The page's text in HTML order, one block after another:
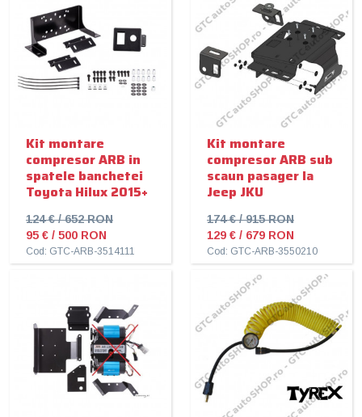
Kit montare
compresor ARB in
spatele banchetei
Toyota Hilux 2015+
124 € / 652 RON
95 € / 500 RON
Cod: GTC-ARB-3514111
Kit montare
compresor ARB sub
scaun pasager la
Jeep JKU
174 € / 915 RON
129 € / 679 RON
Cod: GTC-ARB-3550210